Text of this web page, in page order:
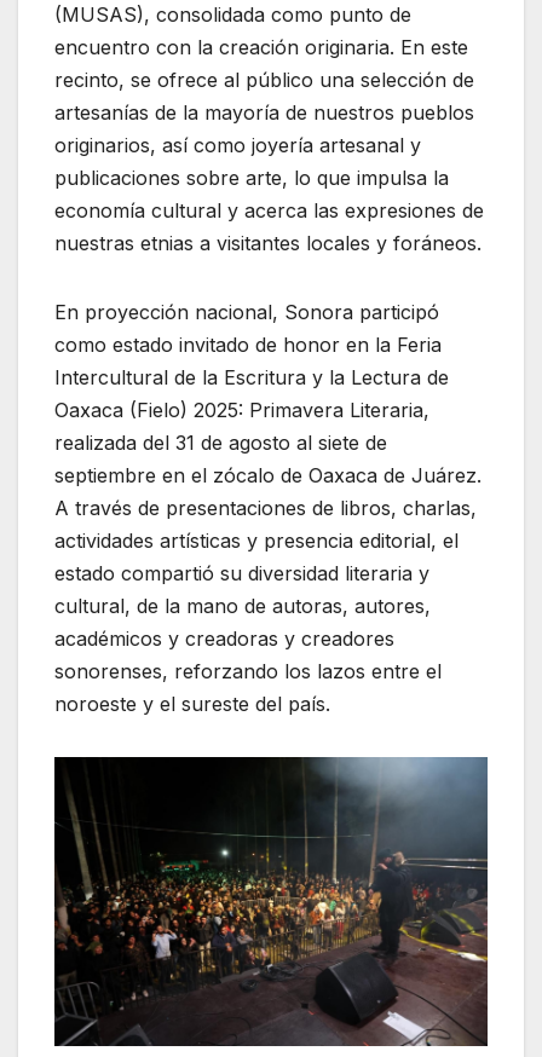
(MUSAS), consolidada como punto de
encuentro con la creación originaria. En este
recinto, se ofrece al público una selección de
artesanías de la mayoría de nuestros pueblos
originarios, así como joyería artesanal y
publicaciones sobre arte, lo que impulsa la
economía cultural y acerca las expresiones de
nuestras etnias a visitantes locales y foráneos.
En proyección nacional, Sonora participó
como estado invitado de honor en la Feria
Intercultural de la Escritura y la Lectura de
Oaxaca (Fielo) 2025: Primavera Literaria,
realizada del 31 de agosto al siete de
septiembre en el zócalo de Oaxaca de Juárez.
A través de presentaciones de libros, charlas,
actividades artísticas y presencia editorial, el
estado compartió su diversidad literaria y
cultural, de la mano de autoras, autores,
académicos y creadoras y creadores
sonorenses, reforzando los lazos entre el
noroeste y el sureste del país.